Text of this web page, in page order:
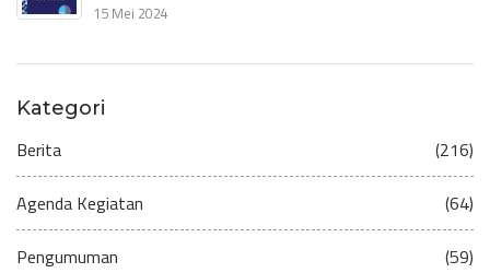
15 Mei 2024
Kategori
Berita (216)
Agenda Kegiatan (64)
Pengumuman (59)